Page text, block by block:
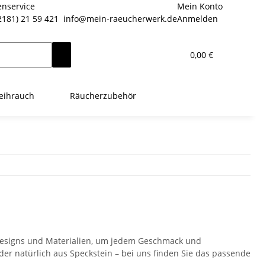
Mein Konto
Anmelden
21 59 421
info@mein-raeucherwerk.de
0,00 €
Räucherzubehör
und Materialien, um jedem Geschmack und
natürlich aus Speckstein – bei uns finden Sie das passende